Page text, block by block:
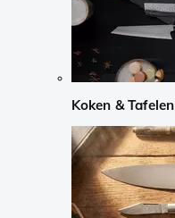
Koken & Tafelen